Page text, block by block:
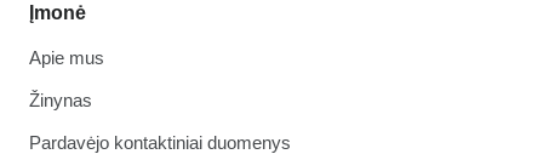
Įmonė
Apie mus
Žinynas
Pardavėjo kontaktiniai duomenys